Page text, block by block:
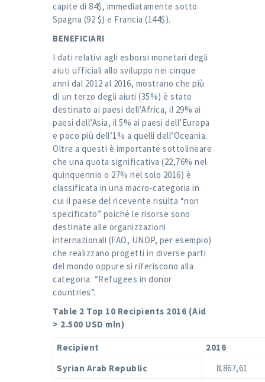
capite di 84$, immediatamente sotto
Spagna (92 $) e Francia (144$).
BENEFICIARI
I dati relativi agli esborsi monetari degli
aiuti ufficiali allo sviluppo nei cinque
anni dal 2012 al 2016, mostrano che più
di un terzo degli aiuti (35%) è stato
destinato ai paesi dell’Africa, il 29% ai
paesi dell’Asia, il 5% ai paesi dell’Europa
e poco più dell’1% a quelli dell’Oceania.
Oltre a questi è importante sottolineare
che una quota significativa (22,76% nel
quinquennio o 27% nel solo 2016) è
classificata in una macro-categoria in
cui il paese del ricevente risulta “non
specificato” poiché le risorse sono
destinate alle organizzazioni
internazionali (FAO, UNDP, per esempio)
che realizzano progetti in diverse parti
del mondo oppure si riferiscono alla
categoria “Refugees in donor
countries”.
Table 2 Top 10 Recipients 2016 (Aid
> 2.500 USD mln)
Recipient
2016
Syrian Arab Republic
8.867,61